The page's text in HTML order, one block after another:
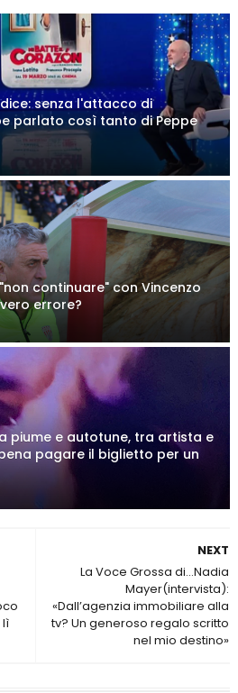
senza l'attacco di
parlato così tanto di Peppe
continuare" con Vincenzo
errore?
piume e autotune, tra artista e
pagare il biglietto per un
NEXT
La Voce Grossa di…Nadia
Mayer(intervista):
«Dall’agenzia immobiliare alla
tv? Un generoso regalo scritto
nel mio destino»
lì